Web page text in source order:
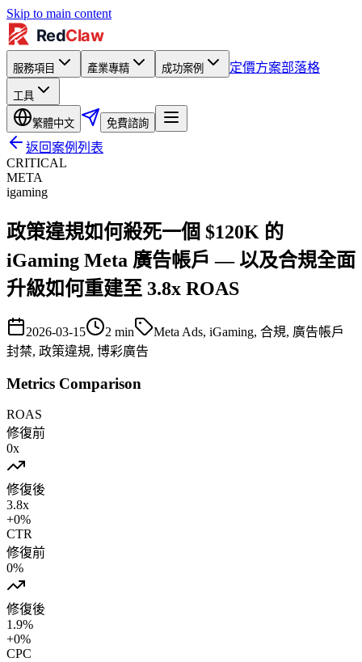
Skip to main content
服務項目 產業專精 成功案例 定價方案部落格
工具
繁體中文 免費諮詢
返回案例列表
CRITICAL
META
igaming
政策違規如何殺死一個 $120K 的
iGaming Meta 廣告帳戶 — 以及合規全面
升級如何重建至 3.8x ROAS
2026-03-15 2 min
Meta Ads, iGaming, 合規, 廣告帳戶
封禁, 政策違規, 博彩廣告
Metrics Comparison
ROAS
修復前
0x
修復後
3.8x
+0%
CTR
修復前
0%
修復後
1.9%
+0%
CPC